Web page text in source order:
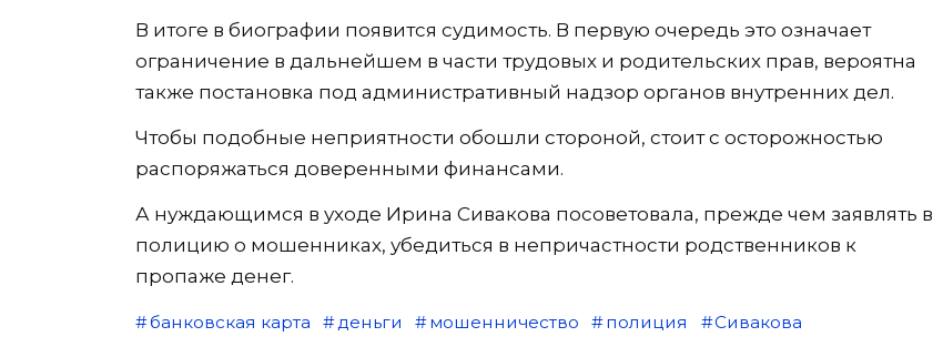
В итоге в биографии появится судимость. В первую очередь это означает
ограничение в дальнейшем в части трудовых и родительских прав, вероятна
также постановка под административный надзор органов внутренних дел.
Чтобы подобные неприятности обошли стороной, стоит с осторожностью
распоряжаться доверенными финансами.
А нуждающимся в уходе Ирина Сивакова посоветовала, прежде чем заявлять в
полицию о мошенниках, убедиться в непричастности родственников к
пропаже денег.
банковская карта деньги мошенничество полиция Сивакова